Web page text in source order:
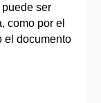
ser
como por el
el documento